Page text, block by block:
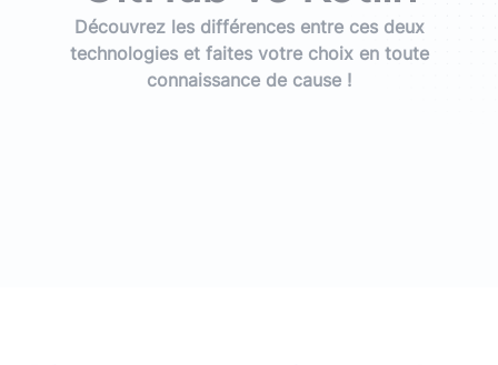
Découvrez les différences entre ces deux
technologies et faites votre choix en toute
connaissance de cause !